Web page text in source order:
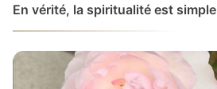
En vérité, la spiritualité est simple